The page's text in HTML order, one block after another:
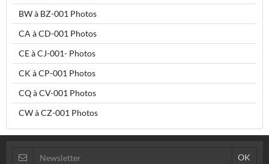
BW à BZ-001 Photos
CA à CD-001 Photos
CE à CJ-001- Photos
CK à CP-001 Photos
CQ à CV-001 Photos
CW à CZ-001 Photos